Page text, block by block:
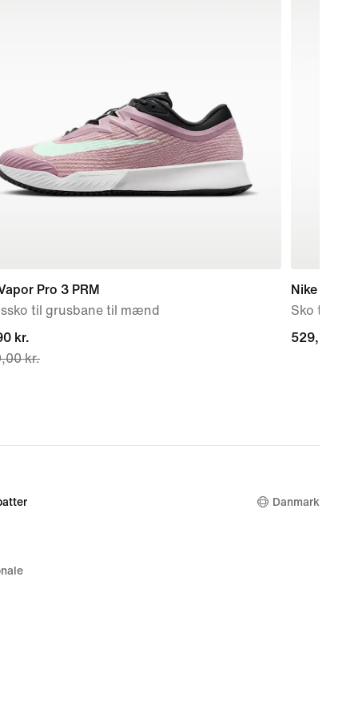
Pro 3 PRM
til grusbane til mænd
kr.
kr.
kr.
Nike Force
Sko til
529,90 kr.
529,90 kr.
Danmark